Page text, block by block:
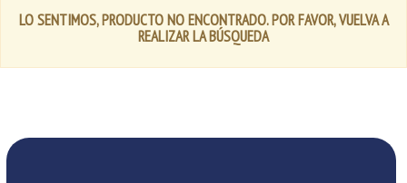
LO SENTIMOS, PRODUCTO NO ENCONTRADO. POR FAVOR, VUELVA A
REALIZAR LA BÚSQUEDA